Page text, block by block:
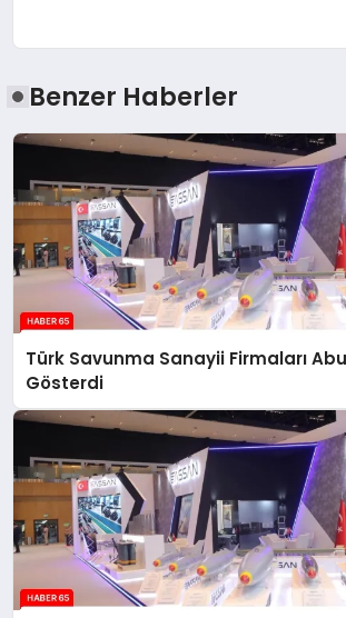
Benzer Haberler
Türk Savunma Sanayii Firmaları
Gösterdi